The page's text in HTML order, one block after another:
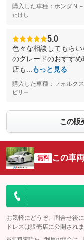
購入した車種：ホンダＮ
たけし
5.0
色々な相談してもら
のグレードのおすす
店も...
もっと見る
購入した車種：フォルク
ビリー
この販
無料 この車
お気軽にどうぞ。問合せ後
ドレスは販売店に公開されま